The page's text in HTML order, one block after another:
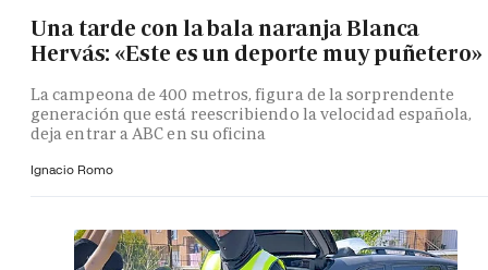
Una tarde con la bala naranja Blanca
Hervás: «Este es un deporte muy puñetero»
La campeona de 400 metros, figura de la sorprendente
generación que está reescribiendo la velocidad española,
deja entrar a ABC en su oficina
Ignacio Romo